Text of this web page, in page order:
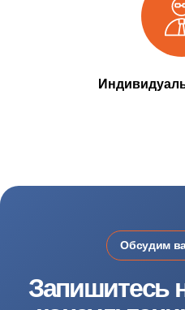
Получить
Согласие на
Все права защищены ©
IT-Estate - сопровождение сделок с